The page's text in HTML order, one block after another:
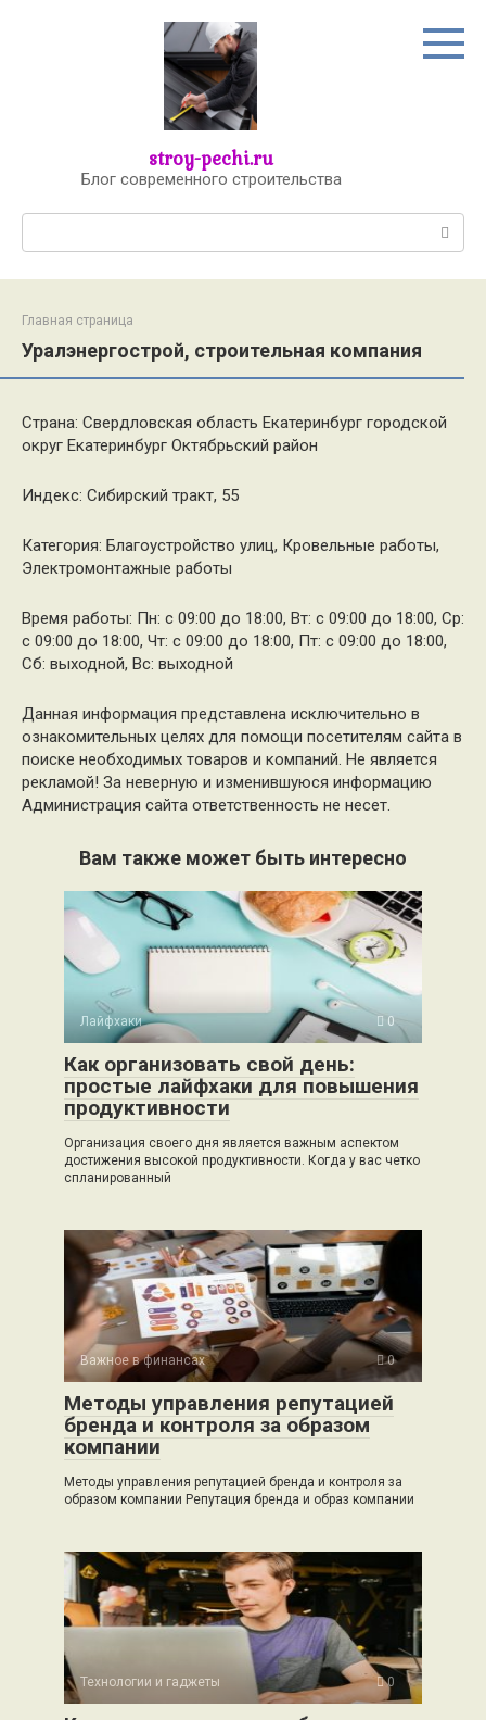
stroy-pechi.ru
Блог современного строительства
Главная страница
Уралэнергострой, строительная компания
Страна: Свердловская область Екатеринбург городской
округ Екатеринбург Октябрьский район
Индекс: Сибирский тракт, 55
Категория: Благоустройство улиц, Кровельные работы,
Электромонтажные работы
Время работы: Пн: с 09:00 до 18:00, Вт: с 09:00 до 18:00, Ср:
с 09:00 до 18:00, Чт: с 09:00 до 18:00, Пт: с 09:00 до 18:00,
Сб: выходной, Вс: выходной
Данная информация представлена исключительно в
ознакомительных целях для помощи посетителям сайта в
поиске необходимых товаров и компаний. Не является
рекламой! За неверную и изменившуюся информацию
Администрация сайта ответственность не несет.
Вам также может быть интересно
Лайфхаки 0
Как организовать свой день:
простые лайфхаки для повышения
продуктивности
Организация своего дня является важным аспектом
достижения высокой продуктивности. Когда у вас четко
спланированный
Важное в финансах 0
Методы управления репутацией
бренда и контроля за образом
компании
Методы управления репутацией бренда и контроля за
образом компании Репутация бренда и образ компании
Технологии и гаджеты 0